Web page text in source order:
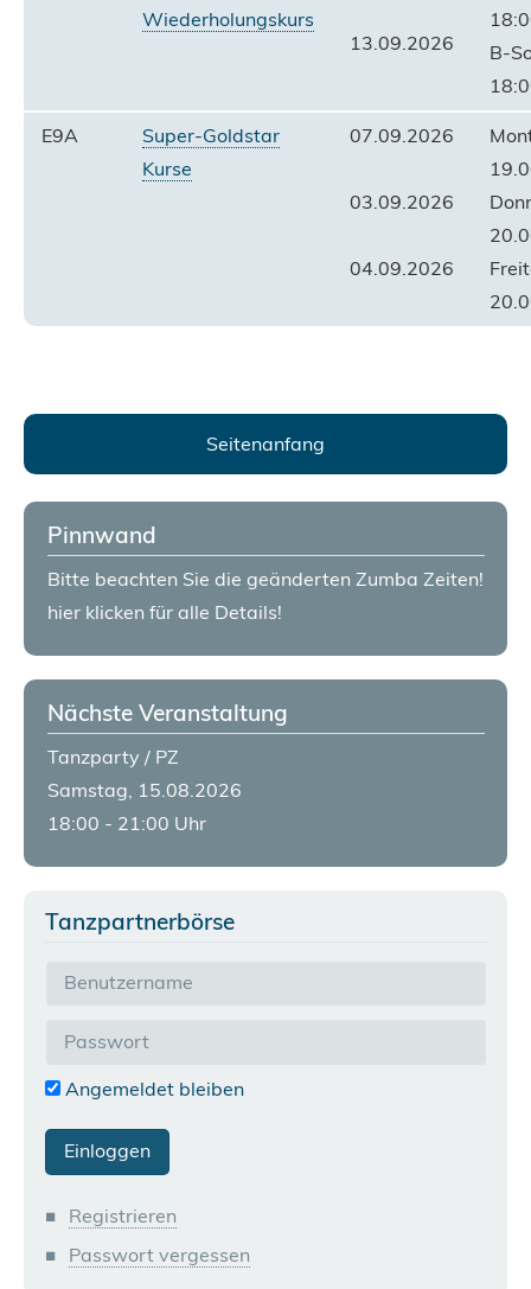
Wiederholungskurs
13.09.2026
B-
E9A
Super-Goldstar
Kurse
07.09.2026
03.09.2026
04.09.2026
Seitenanfang
Pinnwand
Bitte beachten Sie die geänderten Zumba Zeiten!
hier klicken für alle Details!
Nächste Veranstaltung
Tanzparty / PZ
Samstag, 15.08.2026
18:00 - 21:00 Uhr
Tanzpartnerbörse
Angemeldet bleiben
Registrieren
Passwort vergessen